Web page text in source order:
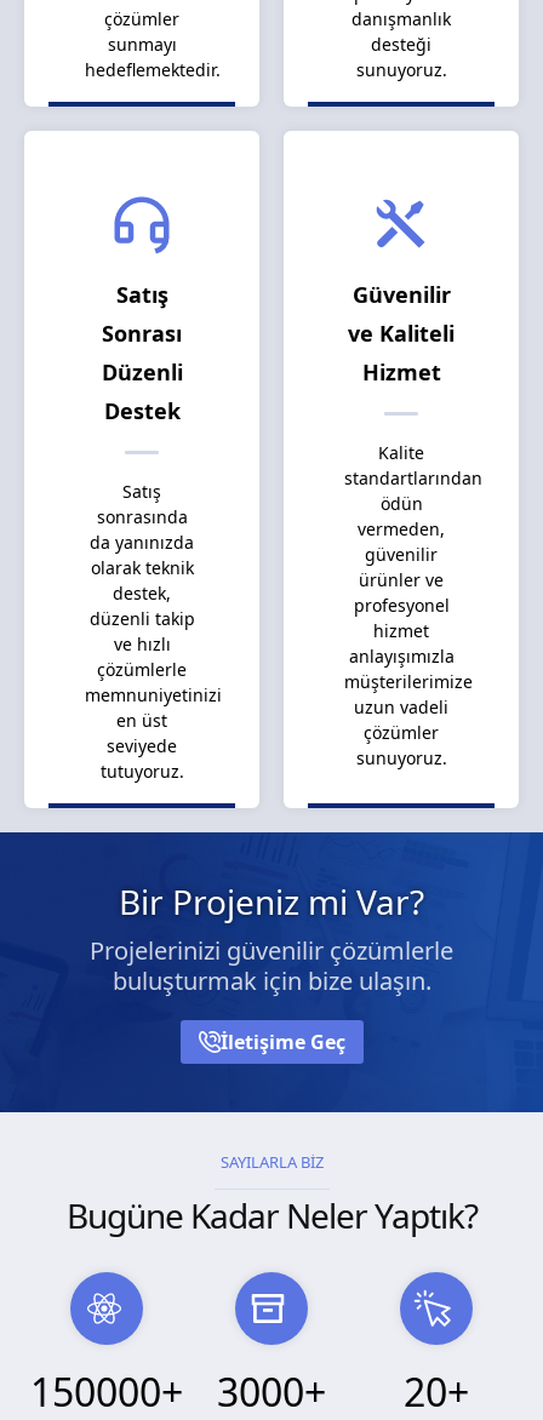
çözümler
sunmayı
hedeflemektedir.
danışmanlık
desteği
sunuyoruz.
Satış
Sonrası
Düzenli
Destek
Satış
sonrasında
da yanınızda
olarak teknik
destek,
düzenli takip
ve hızlı
çözümlerle
memnuniyetinizi
en üst
seviyede
tutuyoruz.
Güvenilir
ve Kaliteli
Hizmet
Kalite
standartlarından
ödün
vermeden,
güvenilir
ürünler ve
profesyonel
hizmet
anlayışımızla
müşterilerimize
uzun vadeli
çözümler
sunuyoruz.
Bir Projeniz mi Var?
Projelerinizi güvenilir çözümlerle
buluşturmak için bize ulaşın.
İletişime Geç
SAYILARLA BİZ
Bugüne Kadar Neler Yaptık?
150000+ 3000+ 20+